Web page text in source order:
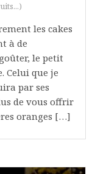
les cakes
à de
le petit
Celui que je
par ses
de vous offrir
oranges […]